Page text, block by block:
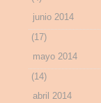
junio 2014
(17)
mayo 2014
(14)
abril 2014